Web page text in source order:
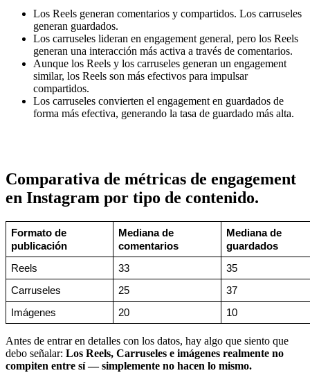
Los Reels generan comentarios y compartidos. Los carruseles
generan guardados.
Los carruseles lideran en engagement general, pero los Reels
generan una interacción más activa a través de comentarios.
Aunque los Reels y los carruseles generan un engagement
similar, los Reels son más efectivos para impulsar
compartidos.
Los carruseles convierten el engagement en guardados de
forma más efectiva, generando la tasa de guardado más alta.
Comparativa de métricas de engagement
en Instagram por tipo de contenido.
Formato de
publicación
Mediana de
comentarios
Mediana de
guardados
Reels
33
35
Carruseles
25
37
Imágenes
20 10
Antes de entrar en detalles con los datos, hay algo que siento que
debo señalar: Los Reels, Carruseles e imágenes realmente no
compiten entre sí — simplemente no hacen lo mismo.